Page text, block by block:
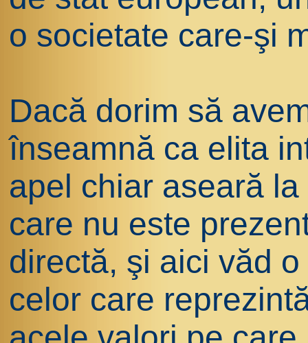
o societate care-şi
Dacă dorim să
înseamnă ca elita
apel chiar aseară
care nu este
directă, şi aici văd
celor care